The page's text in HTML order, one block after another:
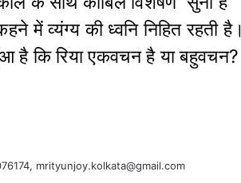
में व्यंग्य की ध्वनि निहित रहती है।
है कि रिया एकवचन है या बहुवचन?
mrityunjoy.kolkata@gmail.com